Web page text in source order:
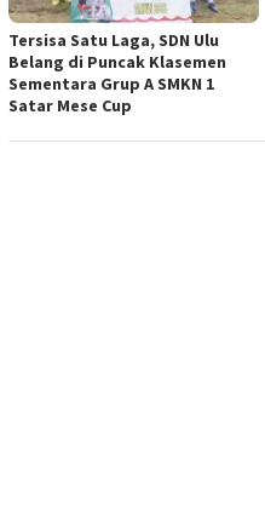
Tersisa Satu Laga, SDN Ulu
Belang di Puncak Klasemen
Sementara Grup A SMKN 1
Satar Mese Cup